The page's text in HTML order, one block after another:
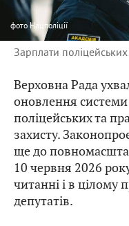
фото Нацполіції
Зарплати
Верховна Рада
оновлення
поліцейських та
захисту.
ще до
10 червня 2026
читанні і в цілому
депутатів.